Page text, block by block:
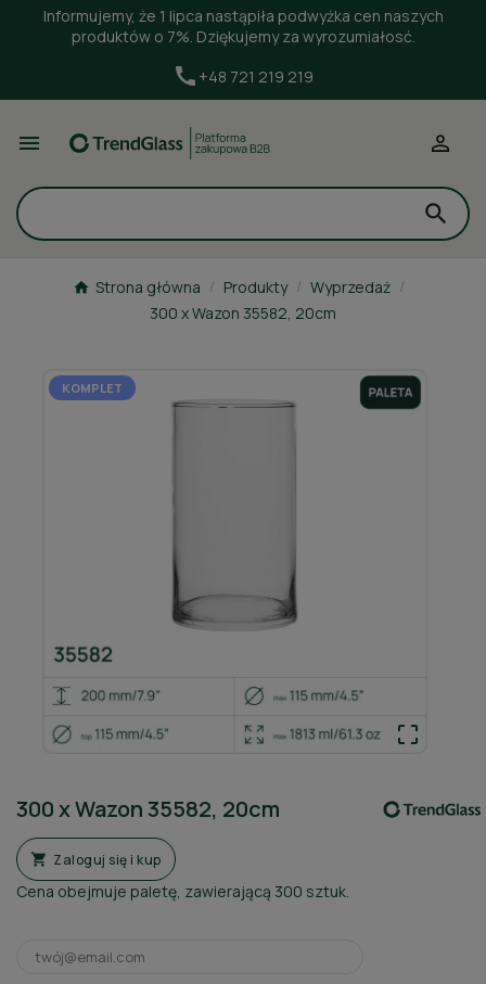
Informujemy, że 1 lipca nastąpiła podwyżka cen naszych
produktów o 7%. Dziękujemy za wyrozumiałosć.
+48 721 219 219


Strona główna Produkty
Wyprzedaż
300 x Wazon 35582, 20cm
KOMPLET

300 x Wazon 35582, 20cm
 Zaloguj się i kup
Cena obejmuje paletę, zawierającą 300 sztuk.